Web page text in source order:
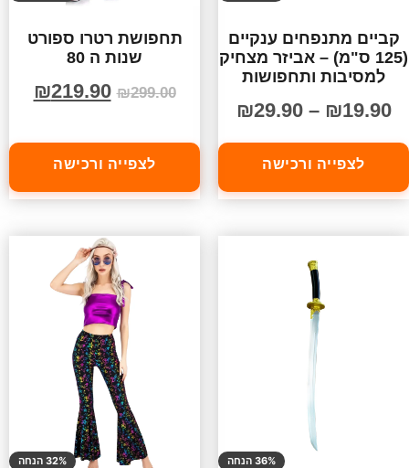
קביים מתנפחים ענקיים
(125 ס"מ) – אביזר מצחיק
למסיבות ותחפושות
₪19.90
–
₪29.90
לצפייה ורכישה
תחפושת רטרו ספורט
שנות ה 80
₪299.00
₪219.90
לצפייה ורכישה
36% הנחה 32% הנחה